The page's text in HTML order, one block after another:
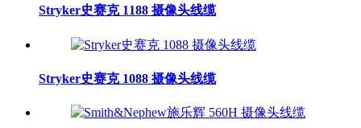
Stryker史赛克 1188 摄像头线缆
Stryker史赛克 1088 摄像头线缆